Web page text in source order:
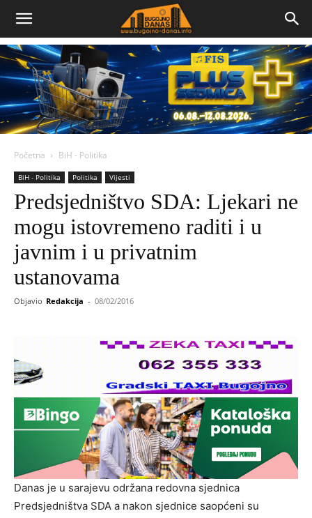
Bugojno
Danas
Početna BiH - Politika
BiH - Politika Politika Vijesti
Predsjedništvo SDA: Ljekari ne
mogu istovremeno raditi i u
javnim i u privatnim
ustanovama
Objavio Redakcija - 08/02/2016
Danas je u sarajevu održana redovna sjednica
Predsjedništva SDA a nakon sjednice saopćeni su